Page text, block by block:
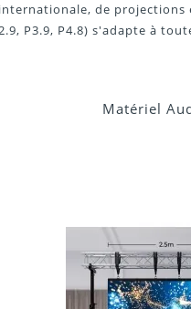
de projections
P3.9, P4.8) s'adapte à
Matériel